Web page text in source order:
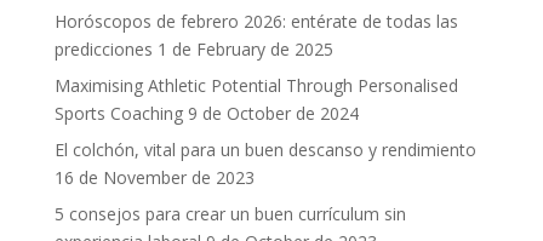
Horóscopos de febrero 2026: entérate de todas las
predicciones 1 de February de 2025
Maximising Athletic Potential Through Personalised
Sports Coaching 9 de October de 2024
El colchón, vital para un buen descanso y rendimiento
16 de November de 2023
5 consejos para crear un buen currículum sin